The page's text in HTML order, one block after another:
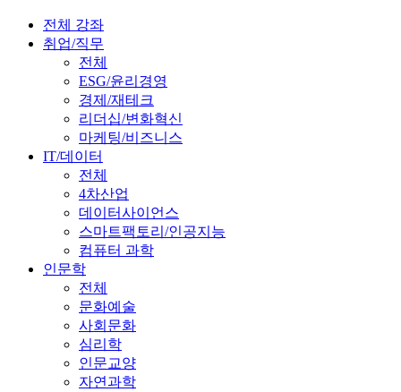
전체 강좌
취업/직무
전체
ESG/윤리경영
경제/재테크
리더십/변화혁신
마케팅/비즈니스
IT/데이터
전체
4차산업
데이터사이언스
스마트팩토리/인공지능
컴퓨터 과학
인문학
전체
문화예술
사회문화
심리학
인문교양
자연과학